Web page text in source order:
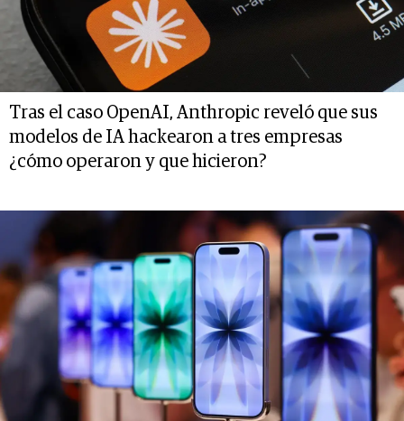
Tras el caso OpenAI, Anthropic reveló que sus
modelos de IA hackearon a tres empresas
¿cómo operaron y que hicieron?